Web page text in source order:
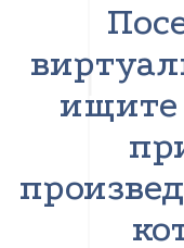
ищите